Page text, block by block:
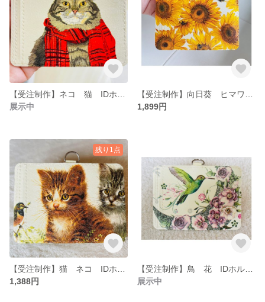
展示中
1,899円
残り1点
1,388円
展示中